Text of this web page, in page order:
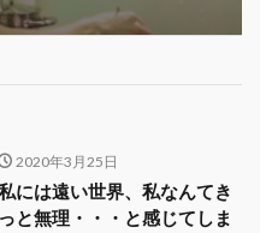
2020年3月25日
には遠い世界、私なんてき
っと無理・・・と感じてしま